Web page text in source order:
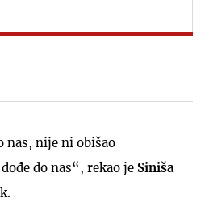
nas, nije ni obišao
do nas“, rekao je Siniša